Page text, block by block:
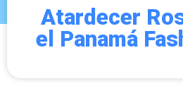
Atardecer
el Panamá